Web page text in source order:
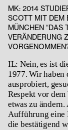
MK: 2014
SCOTT MIT DEM
MÜNCHEN “DAS
VERÄNDERUNG
IL: Nein, es ist
1977. Wir haben
ausprobiert,
Respekt vor
etwas zu
Aufführung eine
die bestätigend